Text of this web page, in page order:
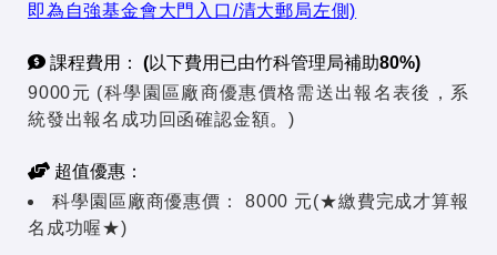
即為自強基金會大門入口/清大郵局左側)
課程費用： (以下費用已由竹科管理局補助80%)
9000元 (科學園區廠商優惠價格需送出報名表後，系
統發出報名成功回函確認金額。)
超值優惠：
科學園區廠商優惠價：
8000 元(★繳費完成才算報
名成功喔★)